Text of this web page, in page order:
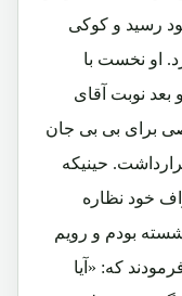
رسید و کوکی
او نخست با
نوبت آقای
برای بی بی جان
حینیکه
خود نظاره
بودم و رویم
که: «آیا